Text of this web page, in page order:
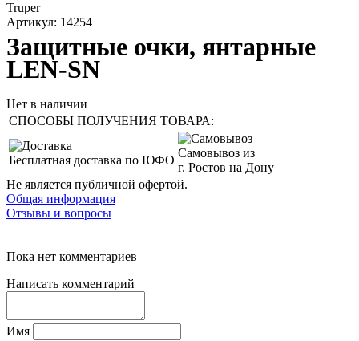
Truper
Артикул: 14254
Защитные очки, янтарные
LEN-SN
Нет в наличии
СПОСОБЫ ПОЛУЧЕНИЯ ТОВАРА:
Бесплатная доставка по ЮФО
Самовывоз из
г. Ростов на Дону
Не является публичной офертой.
Общая информация
Отзывы и вопросы
Пока нет комментариев
Написать комментарий
Имя